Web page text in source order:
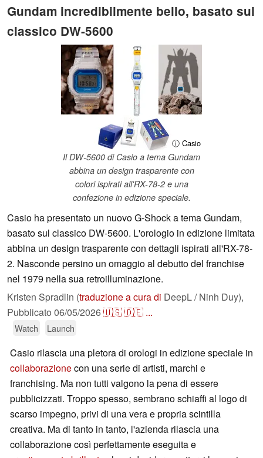
Gundam incredibilmente bello, basato sul
classico DW-5600
ⓘ Casio
Il DW-5600 di Casio a tema Gundam
abbina un design trasparente con
colori ispirati all'RX-78-2 e una
confezione in edizione speciale.
Casio ha presentato un nuovo G-Shock a tema Gundam,
basato sul classico DW-5600. L'orologio in edizione limitata
abbina un design trasparente con dettagli ispirati all'RX-78-
2. Nasconde persino un omaggio al debutto del franchise
nel 1979 nella sua retroilluminazione.
Kristen Spradlin (traduzione a cura di DeepL / Ninh Duy),
Pubblicato 06/05/2026🇺🇸🇩🇪 ...
Watch Launch
Casio rilascia una pletora di orologi in edizione speciale in
collaborazionecon una serie di artisti, marchi e
franchising. Ma non tutti valgono la pena di essere
pubblicizzati. Troppo spesso, sembrano schiaffi al logo di
scarso impegno, privi di una vera e propria scintilla
creativa. Ma di tanto in tanto, l'azienda rilascia una
collaborazione così perfettamente eseguita e